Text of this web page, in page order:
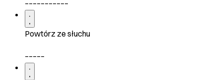
Powtórz ze słuchu